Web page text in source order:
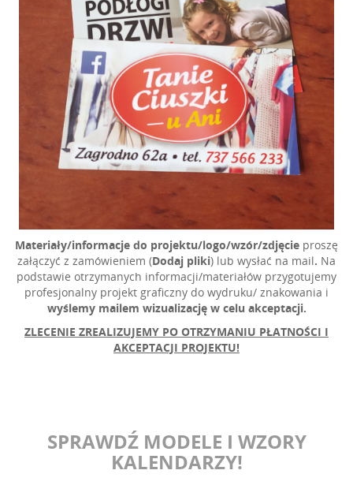
Materiały/informacje do projektu/logo/wzór/zdjęcie proszę
załączyć z zamówieniem (Dodaj pliki) lub wysłać na mail. Na
podstawie otrzymanych informacji/materiałów przygotujemy
profesjonalny projekt graficzny do wydruku/ znakowania i
wyślemy mailem wizualizację w celu akceptacji.
ZLECENIE ZREALIZUJEMY PO OTRZYMANIU PŁATNOŚCI I
AKCEPTACJI PROJEKTU!
SPRAWDŹ MODELE I WZORY
KALENDARZY!